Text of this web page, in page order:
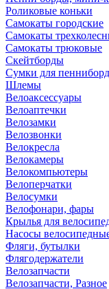
Роликовые коньки
Самокаты городские
Самокаты
Самокаты трюковые
Скейтборды
Сумки для
Шлемы
Велоаксессуары
Велоаптечки
Велозамки
Велозвонки
Велокресла
Велокамеры
Велокомпьютеры
Велоперчатки
Велосумки
Велофонари, фары
Крылья для
Насосы
Фляги, бутылки
Флягодержатели
Велозапчасти
Велозапчасти, Разное